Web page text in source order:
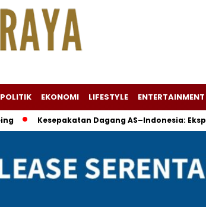
POLITIK EKONOMI LIFESTYLE ENTERTAINMENT
Kesepakatan Dagang AS–Indonesia: Ekspor